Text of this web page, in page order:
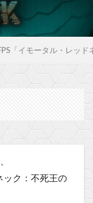
「イモータル・レッ
ック：不死王の